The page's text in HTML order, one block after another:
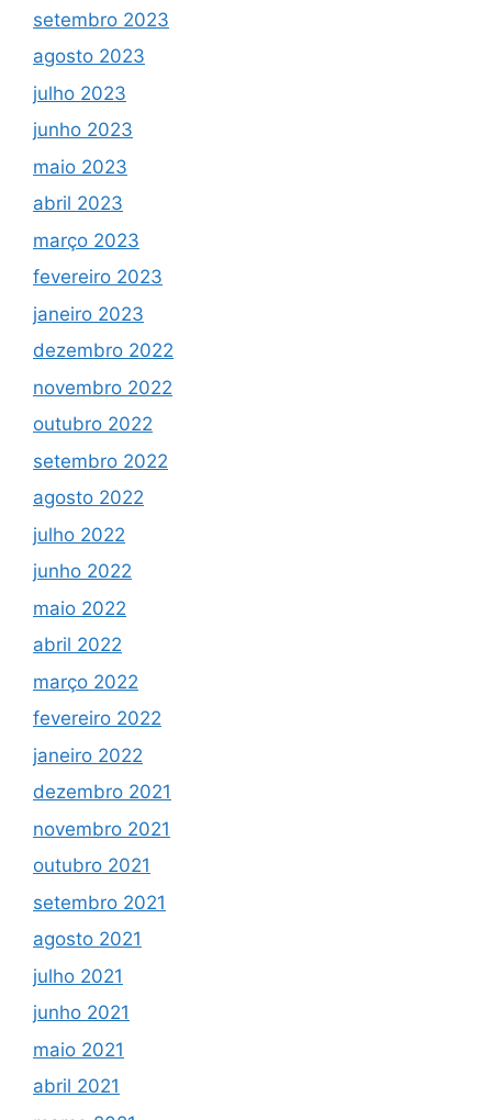
setembro 2023
agosto 2023
julho 2023
junho 2023
maio 2023
abril 2023
março 2023
fevereiro 2023
janeiro 2023
dezembro 2022
novembro 2022
outubro 2022
setembro 2022
agosto 2022
julho 2022
junho 2022
maio 2022
abril 2022
março 2022
fevereiro 2022
janeiro 2022
dezembro 2021
novembro 2021
outubro 2021
setembro 2021
agosto 2021
julho 2021
junho 2021
maio 2021
abril 2021